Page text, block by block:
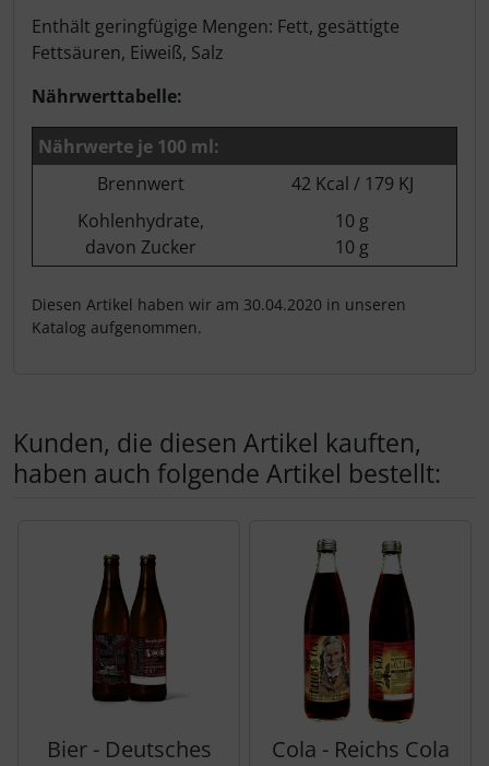
Enthält geringfügige Mengen: Fett, gesättigte
Fettsäuren, Eiweiß, Salz
Nährwerttabelle:
Nährwerte je 100 ml:
Brennwert
42 Kcal / 179 KJ
Kohlenhydrate,
davon Zucker
10 g
10 g
Diesen Artikel haben wir am 30.04.2020 in unseren
Katalog aufgenommen.
Kunden, die diesen Artikel kauften,
haben auch folgende Artikel bestellt:
Bier - Deutsches
Cola - Reichs Cola